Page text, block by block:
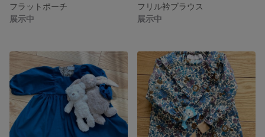
フラットポーチ
展示中
フリル衿ブラウス
展示中